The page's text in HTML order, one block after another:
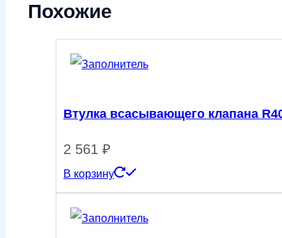
G25F
Похожие
Втулка всасывающего клапана
2 561 ₽
В корзину